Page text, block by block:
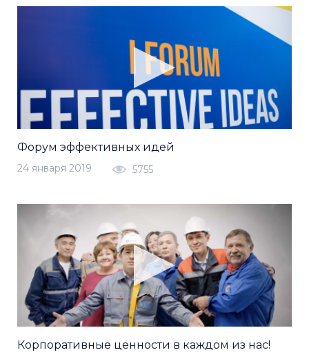
Форум эффективных идей
24 января 2019 5755
Корпоративные ценности в каждом из нас!